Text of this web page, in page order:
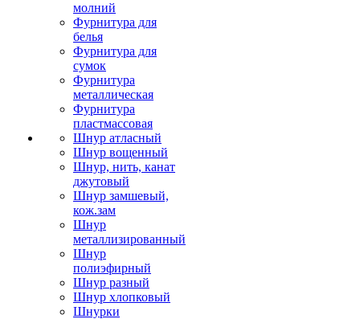
молний
Фурнитура для
белья
Фурнитура для
сумок
Фурнитура
металлическая
Фурнитура
пластмассовая
Шнур атласный
Шнур вощенный
Шнур, нить, канат
джутовый
Шнур замшевый,
кож.зам
Шнур
металлизированный
Шнур
полиэфирный
Шнур разный
Шнур хлопковый
Шнурки